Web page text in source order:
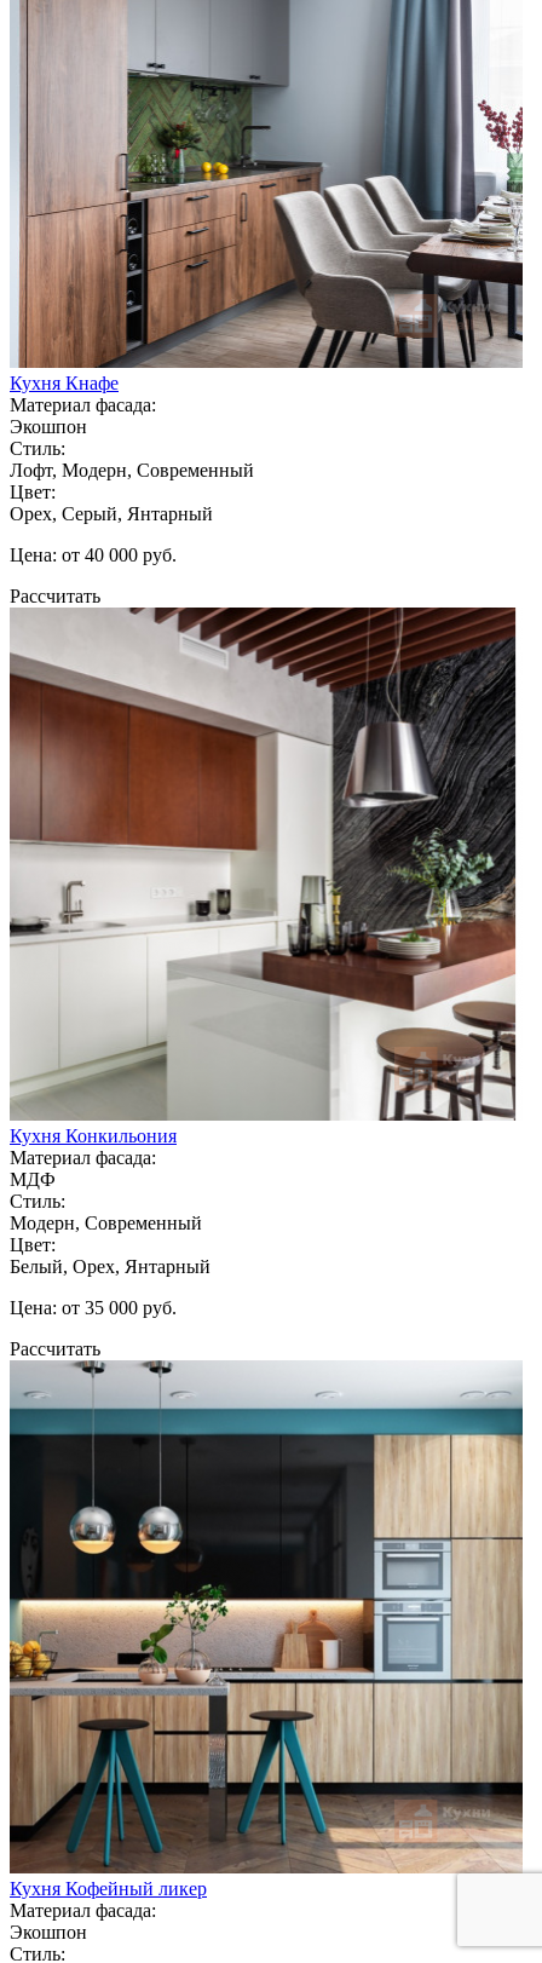
Кухня Кнафе
Материал фасада:
Экошпон
Стиль:
Лофт, Модерн, Современный
Цвет:
Орех, Серый, Янтарный
Цена: от 40 000 руб.
Рассчитать
Кухня Конкильония
Материал фасада:
МДФ
Стиль:
Модерн, Современный
Цвет:
Белый, Орех, Янтарный
Цена: от 35 000 руб.
Рассчитать
Кухня Кофейный ликер
Материал фасада:
Экошпон
Стиль: